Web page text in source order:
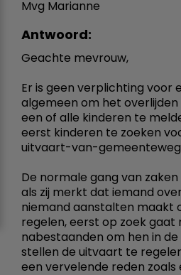
Mvg Marianne
Antwoord:
Geachte mevrouw,
Er is geen verplichting voor
algemeen om het
een of alle kinderen te
eerst kinderen te zoeken
uitvaart-van-
De normale gang van
als zij merkt dat iemand
niemand aanstalten maakt
regelen, eerst op zoek gaat
nabestaanden om hen in
stellen de uitvaart te
een vervelende reden zoals